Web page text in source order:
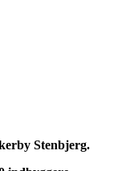
Stenbjerg.